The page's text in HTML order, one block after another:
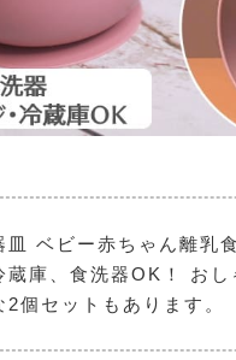
皿 ベビー赤ちゃん離乳
蔵庫、食洗器OK！ お
個セットもあります。